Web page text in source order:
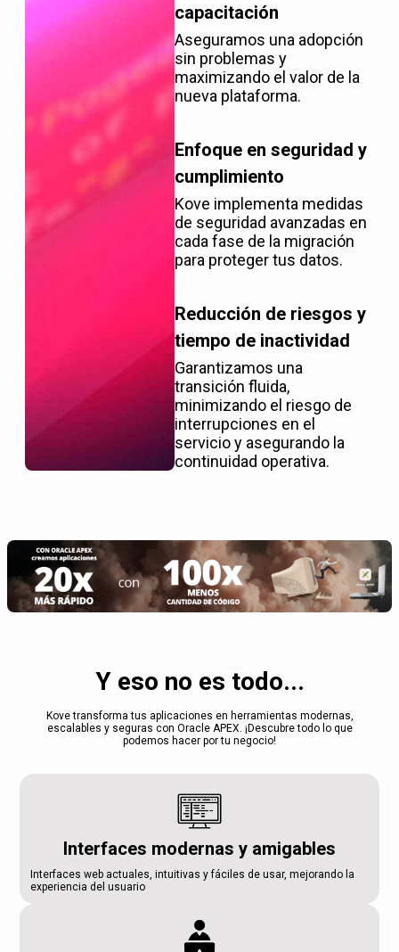
capacitación
Aseguramos una adopción
sin problemas y
maximizando el valor de la
nueva plataforma.
Enfoque en seguridad y
cumplimiento
Kove implementa medidas
de seguridad avanzadas en
cada fase de la migración
para proteger tus datos.
Reducción de riesgos y
tiempo de inactividad
Garantizamos una
transición fluida,
minimizando el riesgo de
interrupciones en el
servicio y asegurando la
continuidad operativa.
Y eso no es todo...
Kove transforma tus aplicaciones en herramientas modernas,
escalables y seguras con Oracle APEX. ¡Descubre todo lo que
podemos hacer por tu negocio!
Interfaces modernas y amigables
Interfaces web actuales, intuitivas y fáciles de usar, mejorando la
experiencia del usuario